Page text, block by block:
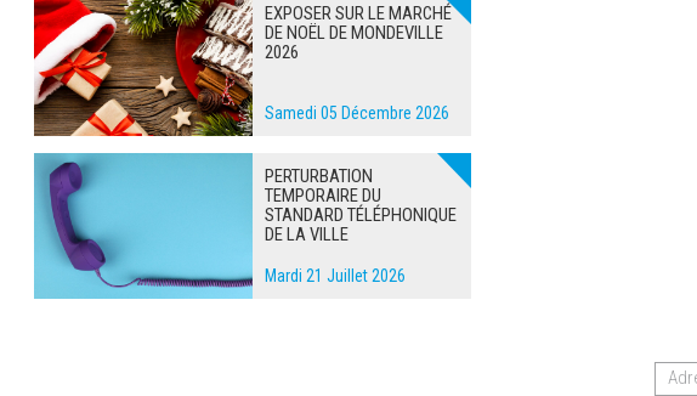
EXPOSER SUR LE MARCHÉ
DE NOËL DE MONDEVILLE
2026
Samedi 05 Décembre 2026
PERTURBATION
TEMPORAIRE DU
STANDARD TÉLÉPHONIQUE
DE LA VILLE
Mardi 21 Juillet 2026